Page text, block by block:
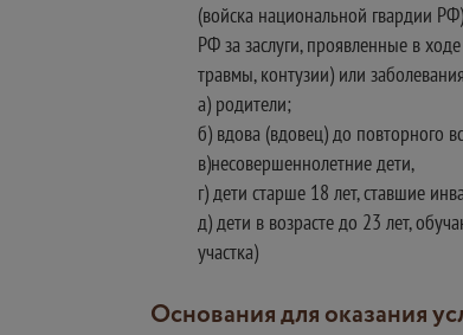
(войска национальной гвардии
РФ за заслуги, проявленные в
травмы, контузии) или
а) родители;
б) вдова (вдовец) до повторного
в)несовершеннолетние дети,
г) дети старше 18 лет, ставшие
д) дети в возрасте до 23 лет,
участка)
Основания для оказания